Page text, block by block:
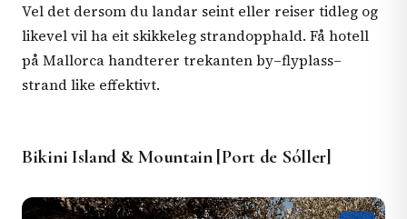
Vel det dersom du landar seint eller reiser tidleg og
likevel vil ha eit skikkeleg strandopphald. Få hotell
på Mallorca handterer trekanten by–flyplass–
strand like effektivt.
Bikini Island & Mountain [Port de Sóller]